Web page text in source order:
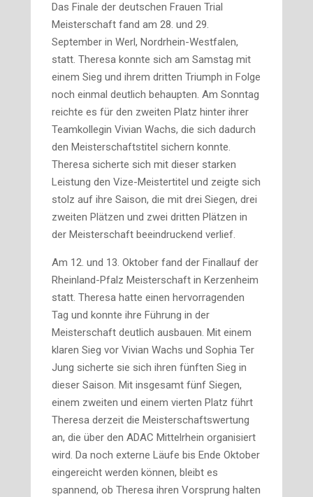
Das Finale der deutschen Frauen Trial
Meisterschaft fand am 28. und 29.
September in Werl, Nordrhein-Westfalen,
statt. Theresa konnte sich am Samstag mit
einem Sieg und ihrem dritten Triumph in Folge
noch einmal deutlich behaupten. Am Sonntag
reichte es für den zweiten Platz hinter ihrer
Teamkollegin Vivian Wachs, die sich dadurch
den Meisterschaftstitel sichern konnte.
Theresa sicherte sich mit dieser starken
Leistung den Vize-Meistertitel und zeigte sich
stolz auf ihre Saison, die mit drei Siegen, drei
zweiten Plätzen und zwei dritten Plätzen in
der Meisterschaft beeindruckend verlief.
Am 12. und 13. Oktober fand der Finallauf der
Rheinland-Pfalz Meisterschaft in Kerzenheim
statt. Theresa hatte einen hervorragenden
Tag und konnte ihre Führung in der
Meisterschaft deutlich ausbauen. Mit einem
klaren Sieg vor Vivian Wachs und Sophia Ter
Jung sicherte sie sich ihren fünften Sieg in
dieser Saison. Mit insgesamt fünf Siegen,
einem zweiten und einem vierten Platz führt
Theresa derzeit die Meisterschaftswertung
an, die über den ADAC Mittelrhein organisiert
wird. Da noch externe Läufe bis Ende Oktober
eingereicht werden können, bleibt es
spannend, ob Theresa ihren Vorsprung halten